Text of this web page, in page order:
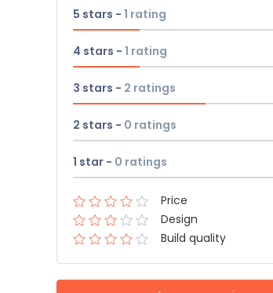
5 stars - 1 rating
4 stars - 1 rating
3 stars - 2 ratings
2 stars - 0 ratings
1 star - 0 ratings
Price
Design
Build quality